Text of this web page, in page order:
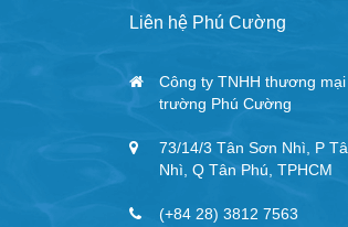
Liên hệ Phú Cường
Công ty TNHH thương
trường Phú Cường
73/14/3 Tân Sơn Nhì, P
Nhì, Q Tân Phú, TPHCM
(+84 28) 3812 7563